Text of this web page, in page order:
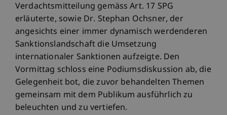
Verdachtsmitteilung gemäss Art. 17 SPG
erläuterte, sowie Dr. Stephan Ochsner, der
angesichts einer immer dynamisch werdenderen
Sanktionslandschaft die Umsetzung
internationaler Sanktionen aufzeigte. Den
Vormittag schloss eine Podiumsdiskussion ab, die
Gelegenheit bot, die zuvor behandelten Themen
gemeinsam mit dem Publikum ausführlich zu
beleuchten und zu vertiefen.